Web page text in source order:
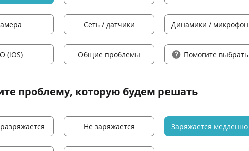
Сеть / датчики Динамики / микрофон
(iOS) Общие проблемы Помогите выбрать
проблему, которую будем решать
Не заряжается Заряжается медленно